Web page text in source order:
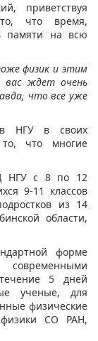
приветствуя
что время,
памяти на всю
физик и этим
вас ждет очень
что все уже
НГУ в своих
что многие
НГУ с 8 по 12
9-11 классов
из 14
области,
форме
5 дней
ученые, для
физические
физики СО РАН,